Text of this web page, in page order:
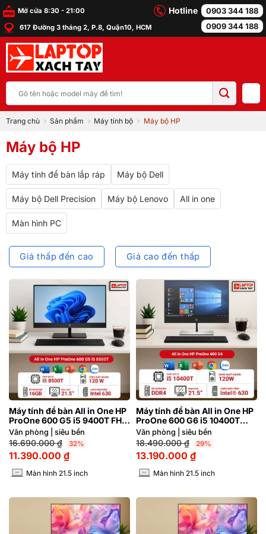
Bỏ
qua
nội
dung
Mở cửa 8:30 - 21:00
617 Đường 3 tháng 2, P.8, Quận10, HCM
Hotline
0903 344 188
0909 344 188
kiếm:
Trang chủ Sản phẩm Máy tính bộ Máy bộ HP
Máy bộ HP
Máy tính để bàn lắp ráp Máy bộ Dell
Máy bộ Dell Precision Máy bộ Lenovo All in one
Màn hình PC
Giá thấp đến cao Giá cao đến thấp
Máy tính để bàn All in One HP
ProOne 600 G5 i5 9400T FHD
21.5 inch | Hàng xách tay 98%
Văn phòng | siêu bền
16.690.000₫ 32%
11.390.000 ₫
INCH Màn hình 21.5 inch
Máy tính để bàn All in One HP
ProOne 600 G6 i5 10400T
FHD 21.5 inch | Hàng xách tay
98%
Văn phòng | siêu bền
18.490.000₫ 29%
13.190.000 ₫
INCH Màn hình 21.5 inch